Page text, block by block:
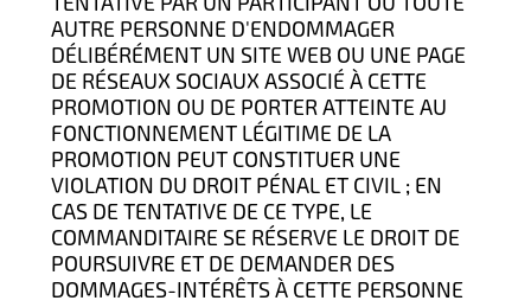
AUTRE PERSONNE D'ENDOMMAGER
DÉLIBÉRÉMENT UN SITE WEB OU UNE PAGE
DE RÉSEAUX SOCIAUX ASSOCIÉ À CETTE
PROMOTION OU DE PORTER ATTEINTE AU
FONCTIONNEMENT LÉGITIME DE LA
PROMOTION PEUT CONSTITUER UNE
VIOLATION DU DROIT PÉNAL ET CIVIL ; EN
CAS DE TENTATIVE DE CE TYPE, LE
COMMANDITAIRE SE RÉSERVE LE DROIT DE
POURSUIVRE ET DE DEMANDER DES
DOMMAGES-INTÉRÊTS À CETTE PERSONNE